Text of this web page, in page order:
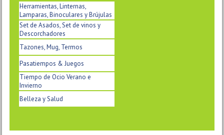
Herramientas, Linternas,
Lamparas, Binoculares y Brújulas
Set de Asados, Set de vinos y
Descorchadores
Tazones, Mug, Termos
Pasatiempos & Juegos
Tiempo de Ocio Verano e
Invierno
Belleza y Salud